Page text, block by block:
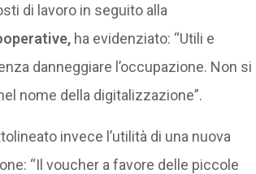
di lavoro in seguito alla
ha evidenziato: “Utili e
danneggiare l’occupazione. Non si
nome della digitalizzazione”.
invece l’utilità di una nuova
“Il voucher a favore delle piccole